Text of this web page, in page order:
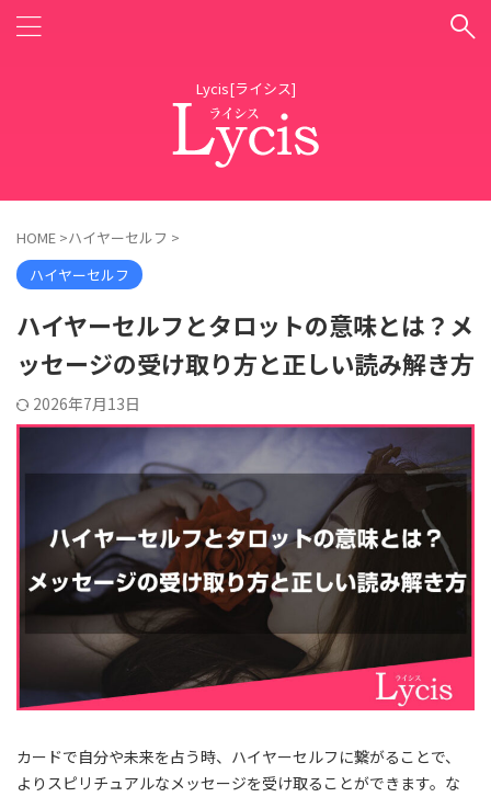
Lycis[ライシス]
HOME >ハイヤーセルフ >
ハイヤーセルフ
ハイヤーセルフとタロットの意味とは？メ
ッセージの受け取り方と正しい読み解き方
2026年7月13日
カードで自分や未来を占う時、ハイヤーセルフに繋がることで、
よりスピリチュアルなメッセージを受け取ることができます。な